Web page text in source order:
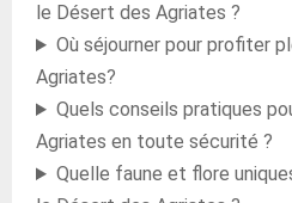
le Désert des Agriates ?
Où séjourner pour profiter
Agriates?
Quels conseils pratiques
Agriates en toute sécurité ?
Quelle faune et flore